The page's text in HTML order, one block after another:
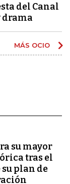
del Canal
drama
MÁS OCIO
su mayor
tras el
plan de